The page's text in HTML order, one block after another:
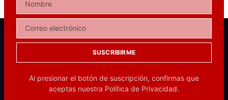
SUSCRIBIRME
Al presionar el botón de suscripción, confirmas que
aceptas nuestra Política de Privacidad.